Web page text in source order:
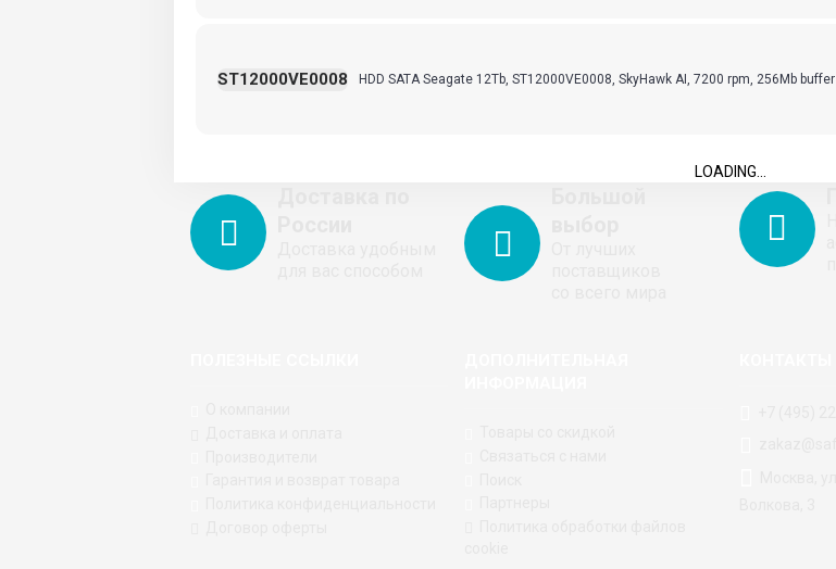
HDD SATA Seagate 12Tb, ST12000VE0008, SkyHawk AI, 7200 rpm, 256Mb buffer
ST12000VE0008
LOADING...